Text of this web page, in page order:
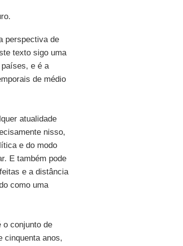
perspectiva de
texto sigo uma
e é a
de médio
atualidade
nisso,
e do modo
E também pode
e a distância
como uma
o conjunto de
cinquenta anos,